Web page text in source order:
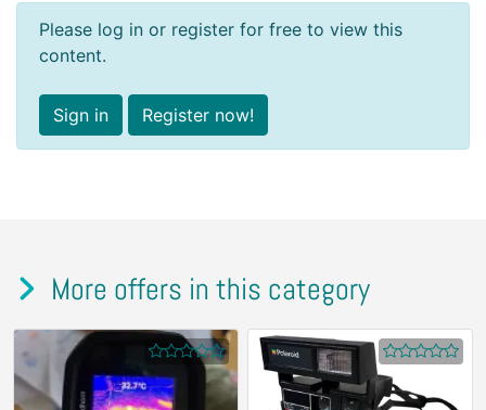
Please log in or register for free to view this
content.
Sign in Register now!
More offers in this category